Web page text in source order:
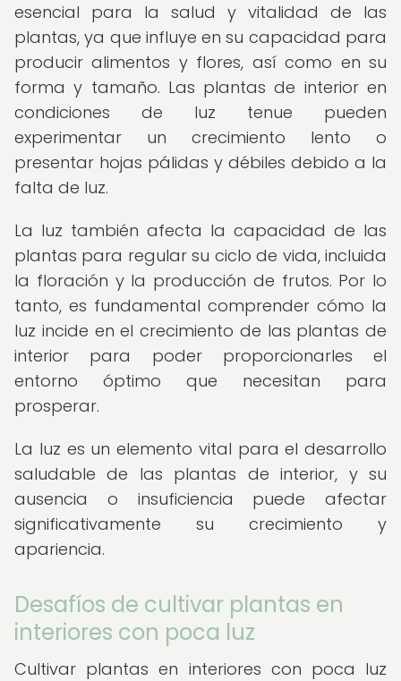
esencial para la salud y vitalidad de las
plantas, ya que influye en su capacidad para
producir alimentos y flores, así como en su
forma y tamaño. Las plantas de interior en
condiciones de luz tenue pueden
experimentar un crecimiento lento o
presentar hojas pálidas y débiles debido a la
falta de luz.
La luz también afecta la capacidad de las
plantas para regular su ciclo de vida, incluida
la floración y la producción de frutos. Por lo
tanto, es fundamental comprender cómo la
luz incide en el crecimiento de las plantas de
interior para poder proporcionarles el
entorno óptimo que necesitan para
prosperar.
La luz es un elemento vital para el desarrollo
saludable de las plantas de interior, y su
ausencia o insuficiencia puede afectar
significativamente su crecimiento y
apariencia.
Desafíos de cultivar plantas en
interiores con poca luz
Cultivar plantas en interiores con poca luz